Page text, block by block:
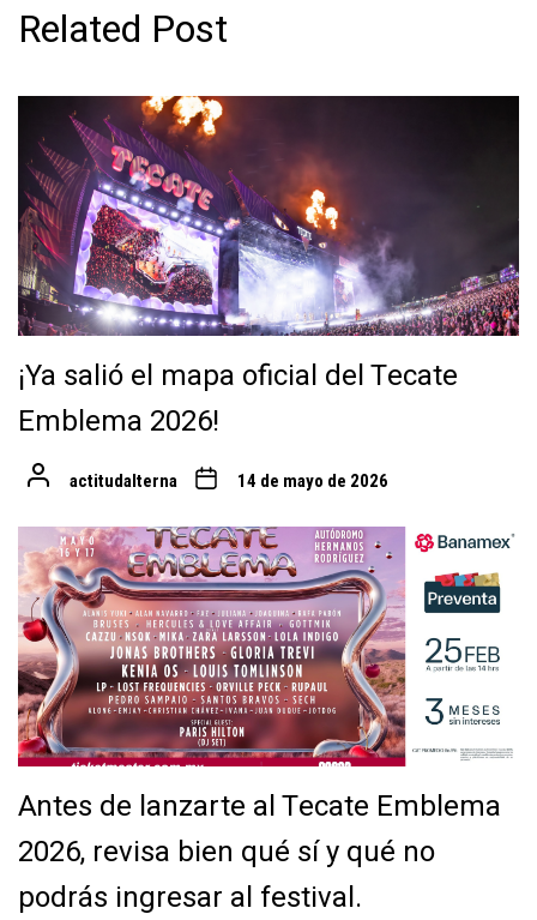
Related Post
¡Ya salió el mapa oficial del Tecate
Emblema 2026!
actitudalterna 14 de mayo de 2026
Antes de lanzarte al Tecate Emblema
2026, revisa bien qué sí y qué no
podrás ingresar al festival.